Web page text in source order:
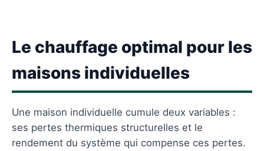
Le chauffage optimal pour les
maisons individuelles
Une maison individuelle cumule deux variables :
ses pertes thermiques structurelles et le
rendement du système qui compense ces pertes.